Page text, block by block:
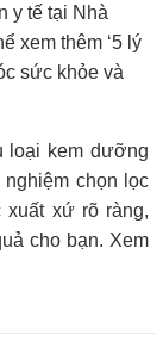
y tế tại Nhà
xem thêm ‘5 lý
sức khỏe và
loại kem dưỡng
chọn lọc
xứ rõ ràng,
cho bạn. Xem